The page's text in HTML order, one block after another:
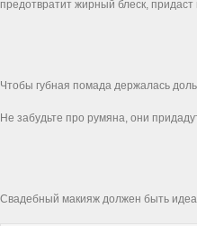
предотвратит жирный блеск, придаст
Чтобы губная помада держалась
Не забудьте про румяна, они
Свадебный макияж должен быть